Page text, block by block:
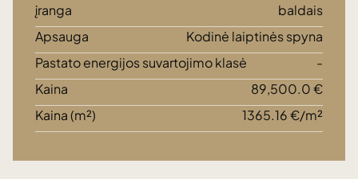
įranga
baldais
Apsauga
Kodinė laiptinės spyna
Pastato energijos suvartojimo klasė
-
Kaina
89,500.0 €
Kaina (m²)
1365.16 €/m²